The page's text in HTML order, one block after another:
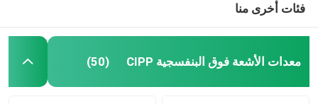
كاميرا قطب المجاري
انعكاس الماء CIPP
فئات أخرى منا
معدات الأشعة فوق البنفسجية CIPP (50)